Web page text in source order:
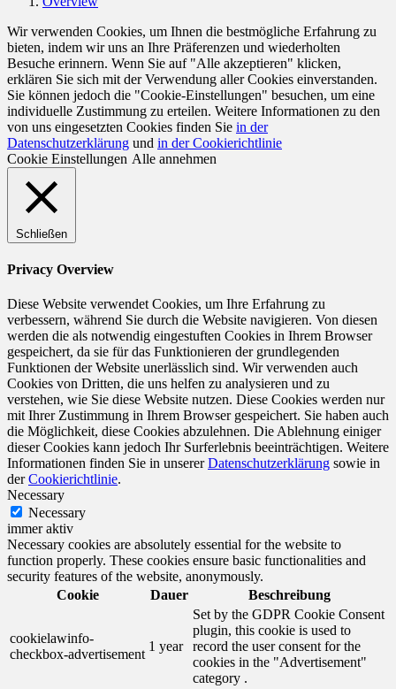
Wir verwenden Cookies, um Ihnen die bestmögliche Erfahrung zu
bieten, indem wir uns an Ihre Präferenzen und wiederholten
Besuche erinnern. Wenn Sie auf "Alle akzeptieren" klicken,
erklären Sie sich mit der Verwendung aller Cookies einverstanden.
Sie können jedoch die "Cookie-Einstellungen" besuchen, um eine
individuelle Zustimmung zu erteilen. Weitere Informationen zu den
von uns eingesetzten Cookies finden Sie in der
Datenschutzerklärung und in der Cookierichtlinie
Cookie Einstellungen Alle annehmen
Schließen
Privacy Overview
Diese Website verwendet Cookies, um Ihre Erfahrung zu
verbessern, während Sie durch die Website navigieren. Von diesen
werden die als notwendig eingestuften Cookies in Ihrem Browser
gespeichert, da sie für das Funktionieren der grundlegenden
Funktionen der Website unerlässlich sind. Wir verwenden auch
Cookies von Dritten, die uns helfen zu analysieren und zu
verstehen, wie Sie diese Website nutzen. Diese Cookies werden nur
mit Ihrer Zustimmung in Ihrem Browser gespeichert. Sie haben auch
die Möglichkeit, diese Cookies abzulehnen. Die Ablehnung einiger
dieser Cookies kann jedoch Ihr Surferlebnis beeinträchtigen. Weitere
Informationen finden Sie in unsererDatenschutzerklärung sowie in
derCookierichtlinie.
Necessary
Necessary
immer aktiv
Necessary cookies are absolutely essential for the website to
function properly. These cookies ensure basic functionalities and
security features of the website, anonymously.
Cookie
Dauer Beschreibung
cookielawinfo-
checkbox-advertisement
1 year
Set by the GDPR Cookie Consent
plugin, this cookie is used to
record the user consent for the
cookies in the "Advertisement"
category .